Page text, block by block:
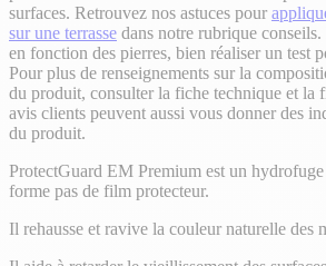
surfaces. Retrouvez nos astuces pour ap
sur une terrasse dans notre rubrique conseils.
en fonction des pierres, bien réaliser un test
Pour plus de renseignements sur la
du produit, consulter la fiche technique et la
avis clients peuvent aussi vous donner des
du produit.
ProtectGuard EM Premium est un
forme pas de film protecteur.
Il rehausse et ravive la couleur naturelle des